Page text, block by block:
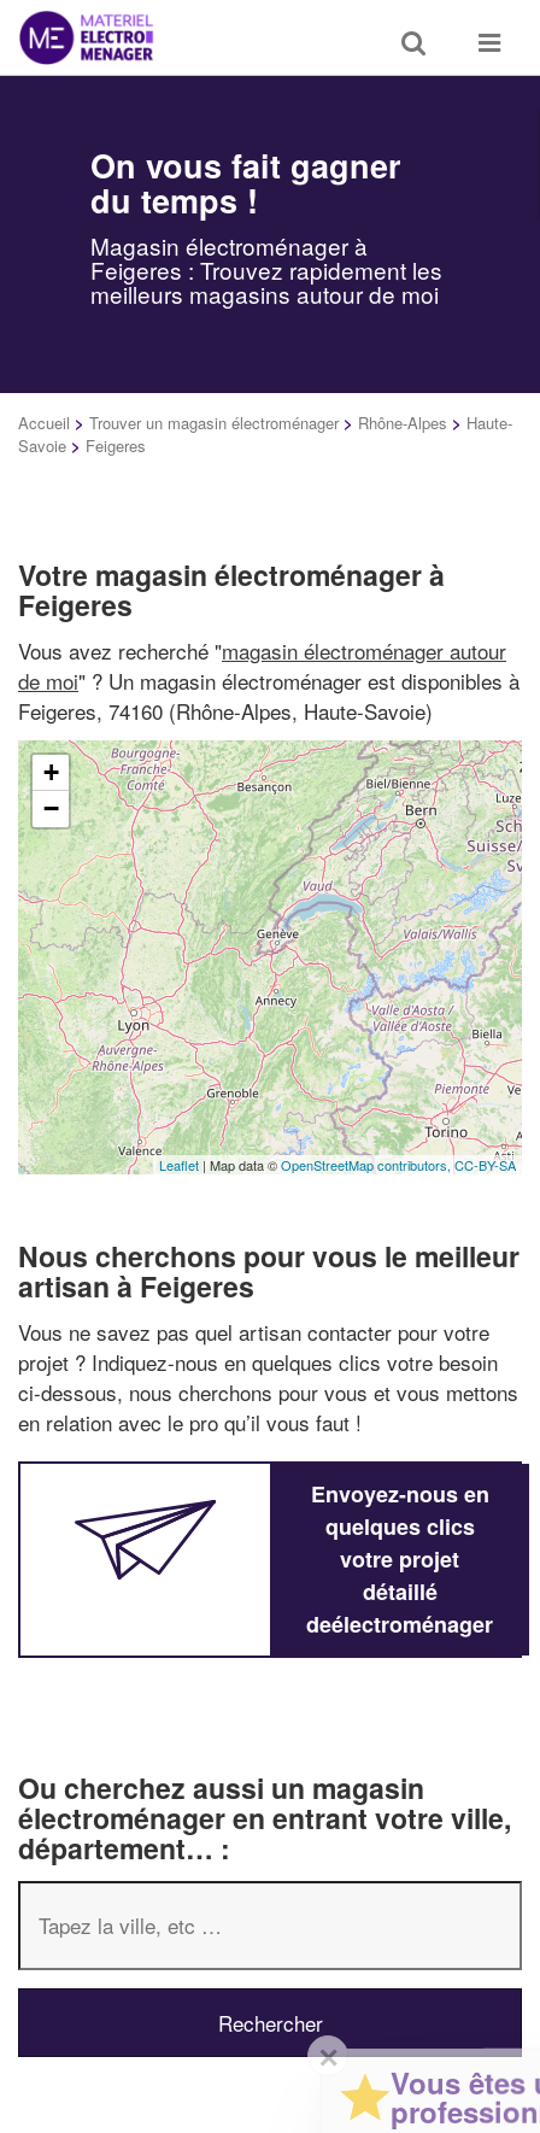
Toggle
search
Toggle
On vous fait gagner
du temps !
Magasin électroménager à
Feigeres : Trouvez rapidement les
meilleurs magasins autour de moi
Accueil > Trouver un magasin électroménager > Rhône-Alpes > Haute-
Savoie > Feigeres
Votre magasin électroménager à
Feigeres
Vous avez recherché "magasin électroménager autour
de moi" ? Un magasin électroménager est disponibles à
Feigeres, 74160 (Rhône-Alpes, Haute-Savoie)
+
−
Leaflet | Map data ©OpenStreetMap contributors, CC-BY-SA
Nous cherchons pour vous le meilleur
artisan à Feigeres
Vous ne savez pas quel artisan contacter pour votre
projet ? Indiquez-nous en quelques clics votre besoin
ci-dessous, nous cherchons pour vous et vous mettons
en relation avec le pro qu’il vous faut !
Envoyez-nous en
quelques clics
votre projet
détaillé
deélectroménager
Ou cherchez aussi un magasin
électroménager en entrant votre ville,
département… :
✕
Vous êtes un
professionnel ?